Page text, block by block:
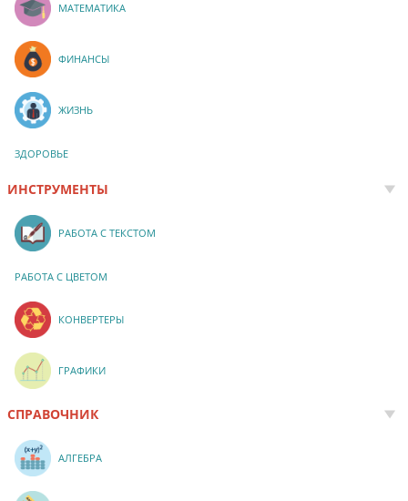
МАТЕМАТИКА
ФИНАНСЫ
ЖИЗНЬ
ЗДОРОВЬЕ
ИНСТРУМЕНТЫ
РАБОТА С ТЕКСТОМ
РАБОТА С ЦВЕТОМ
КОНВЕРТЕРЫ
ГРАФИКИ
СПРАВОЧНИК
АЛГЕБРА